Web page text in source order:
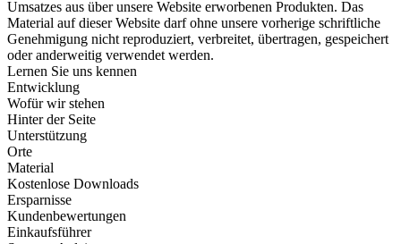
Umsatzes aus über unsere Website erworbenen Produkten. Das
Material auf dieser Website darf ohne unsere vorherige schriftliche
Genehmigung nicht reproduziert, verbreitet, übertragen, gespeichert
oder anderweitig verwendet werden.
Lernen Sie uns kennen
Entwicklung
Wofür wir stehen
Hinter der Seite
Unterstützung
Orte
Material
Kostenlose Downloads
Ersparnisse
Kundenbewertungen
Einkaufsführer